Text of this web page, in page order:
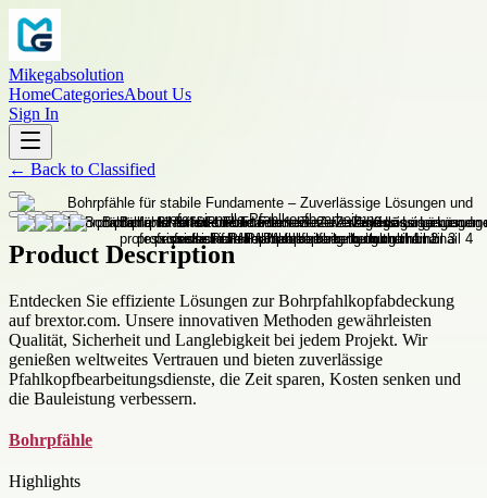
Mikegabsolution
HomeCategoriesAbout Us
Sign In
← Back to Classified
Product Description
Entdecken Sie effiziente Lösungen zur Bohrpfahlkopfabdeckung
auf brextor.com. Unsere innovativen Methoden gewährleisten
Qualität, Sicherheit und Langlebigkeit bei jedem Projekt. Wir
genießen weltweites Vertrauen und bieten zuverlässige
Pfahlkopfbearbeitungsdienste, die Zeit sparen, Kosten senken und
die Bauleistung verbessern.
Bohrpfähle
Highlights